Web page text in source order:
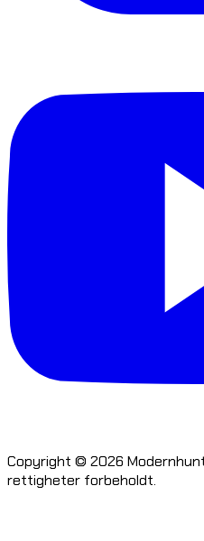
Copyright © 2026
rettigheter forbeholdt.